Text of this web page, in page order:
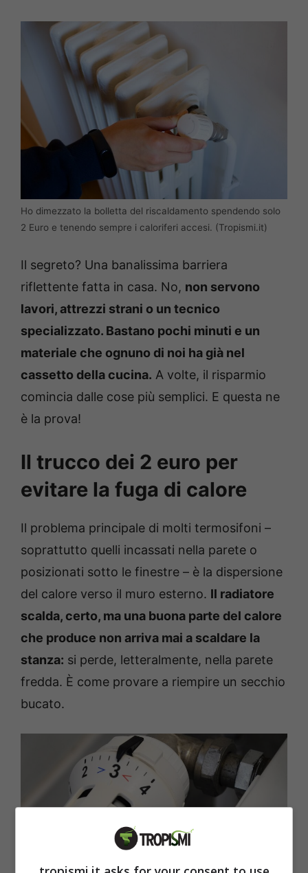
Ho dimezzato la bolletta del riscaldamento spendendo solo
2 Euro e tenendo sempre i caloriferi accesi. (Tropismi.it)
Il segreto? Una banalissima barriera
riflettente fatta in casa. No, non servono
lavori, attrezzi strani o un tecnico
specializzato. Bastano pochi minuti e un
materiale che ognuno di noi ha già nel
cassetto della cucina. A volte, il risparmio
comincia dalle cose più semplici. E questa ne
è la prova!
Il trucco dei 2 euro per
evitare la fuga di calore
Il problema principale di molti termosifoni –
soprattutto quelli incassati nella parete o
posizionati sotto le finestre – è la dispersione
del calore verso il muro esterno. Il radiatore
scalda, certo, ma una buona parte del calore
che produce non arriva mai a scaldare la
stanza: si perde, letteralmente, nella parete
fredda. È come provare a riempire un secchio
bucato.